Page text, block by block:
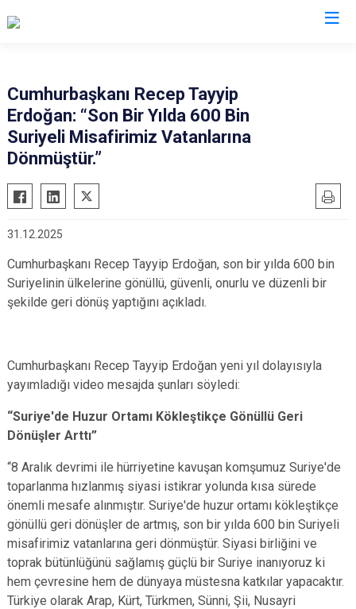
Cumhurbaşkanı Recep Tayyip
Erdoğan: “Son Bir Yılda 600 Bin
Suriyeli Misafirimiz Vatanlarına
Dönmüştür.”
31.12.2025
Cumhurbaşkanı Recep Tayyip Erdoğan, son bir yılda 600 bin
Suriyelinin ülkelerine gönüllü, güvenli, onurlu ve düzenli bir
şekilde geri dönüş yaptığını açıkladı.
Cumhurbaşkanı Recep Tayyip Erdoğan yeni yıl dolayısıyla
yayımladığı video mesajda şunları söyledi:
“Suriye'de Huzur Ortamı Kökleştikçe Gönüllü Geri
Dönüşler Arttı”
“8 Aralık devrimi ile hürriyetine kavuşan komşumuz Suriye'de
toparlanma hızlanmış siyasi istikrar yolunda kısa sürede
önemli mesafe alınmıştır. Suriye'de huzur ortamı kökleştikçe
gönüllü geri dönüşler de artmış, son bir yılda 600 bin Suriyeli
misafirimiz vatanlarına geri dönmüştür. Siyasi birliğini ve
toprak bütünlüğünü sağlamış güçlü bir Suriye inanıyoruz ki
hem çevresine hem de dünyaya müstesna katkılar yapacaktır.
Türkiye olarak Arap, Kürt, Türkmen, Sünni, Şii, Nusayri